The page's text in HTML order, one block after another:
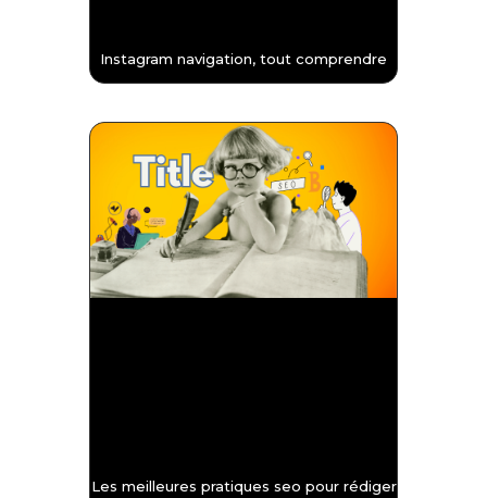
Instagram navigation, tout comprendre
Les meilleures pratiques seo pour rédiger